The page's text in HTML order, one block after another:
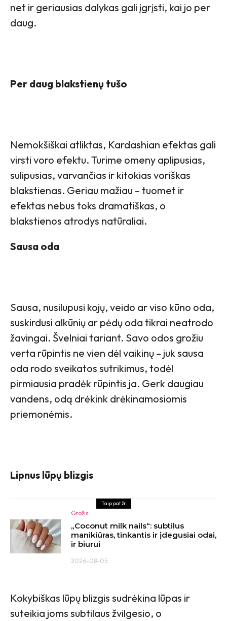
net ir geriausias dalykas gali įgrįsti, kai jo per
daug.
Per daug blakstienų tušo
Nemokšiškai atliktas, Kardashian efektas gali
virsti voro efektu. Turime omeny aplipusias,
sulipusias, varvančias ir kitokias voriškas
blakstienas. Geriau mažiau – tuomet ir
efektas nebus toks dramatiškas, o
blakstienos atrodys natūraliai.
Sausa oda
Sausa, nusilupusi kojų, veido ar viso kūno oda,
suskirdusi alkūnių ar pėdų oda tikrai neatrodo
žavingai. Švelniai tariant. Savo odos grožiu
verta rūpintis ne vien dėl vaikinų – juk sausa
oda rodo sveikatos sutrikimus, todėl
pirmiausia pradėk rūpintis ja. Gerk daugiau
vandens, odą drėkink drėkinamosiomis
priemonėmis.
Lipnus lūpų blizgis
Taip pat žr
Grožis
„Coconut milk nails“: subtilus
manikiūras, tinkantis ir įdegusiai odai,
ir biurui
2026-08-05
Kokybiškas lūpų blizgis sudrėkina lūpas ir
suteikia joms subtilaus žvilgesio, o